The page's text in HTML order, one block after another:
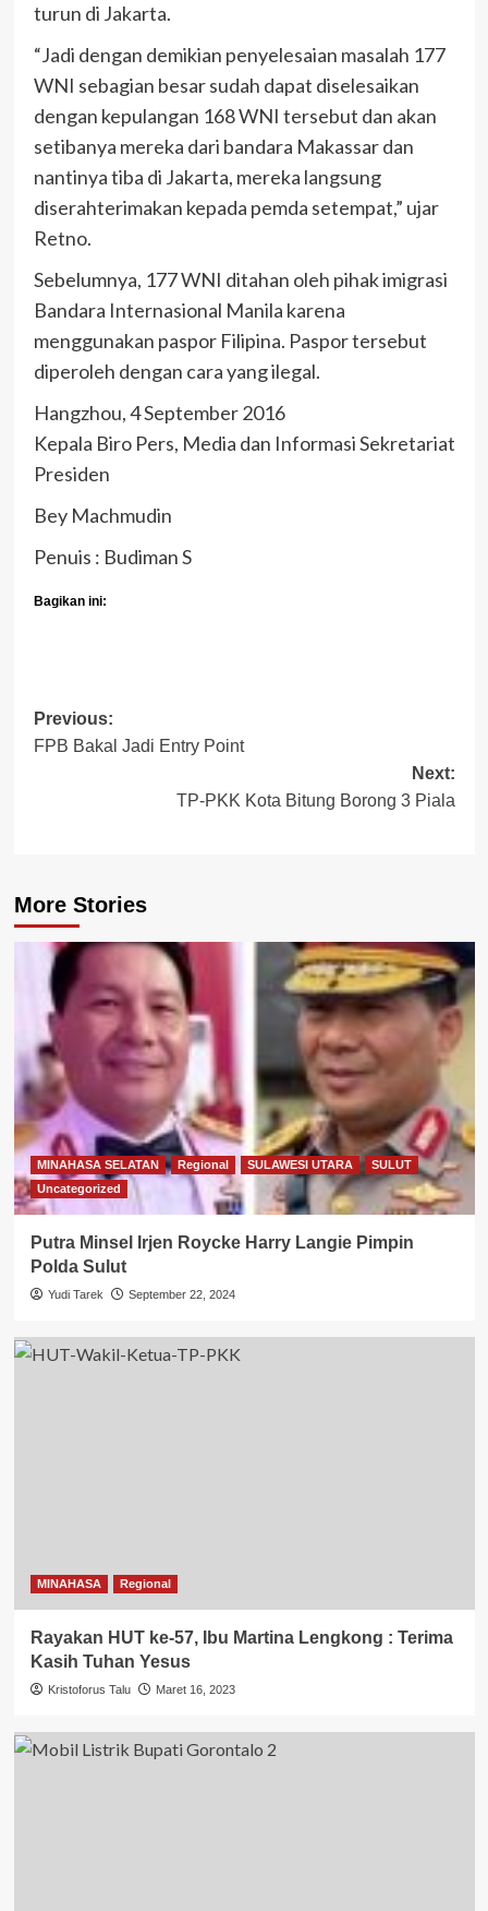
turun di Jakarta.
“Jadi dengan demikian penyelesaian masalah 177
WNI sebagian besar sudah dapat diselesaikan
dengan kepulangan 168 WNI tersebut dan akan
setibanya mereka dari bandara Makassar dan
nantinya tiba di Jakarta, mereka langsung
diserahterimakan kepada pemda setempat,” ujar
Retno.
Sebelumnya, 177 WNI ditahan oleh pihak imigrasi
Bandara Internasional Manila karena
menggunakan paspor Filipina. Paspor tersebut
diperoleh dengan cara yang ilegal.
Hangzhou, 4 September 2016
Kepala Biro Pers, Media dan Informasi Sekretariat
Presiden
Bey Machmudin
Penuis : Budiman S
Bagikan ini:
Post
navigation
Previous:
FPB Bakal Jadi Entry Point
Next:
TP-PKK Kota Bitung Borong 3 Piala
More Stories
MINAHASA SELATAN Regional SULAWESI UTARA
SULUT
Uncategorized
Putra Minsel Irjen Roycke Harry Langie Pimpin
Polda Sulut
Yudi Tarek September 22, 2024
MINAHASA Regional
Rayakan HUT ke-57, Ibu Martina Lengkong : Terima
Kasih Tuhan Yesus
Kristoforus Talu Maret 16, 2023